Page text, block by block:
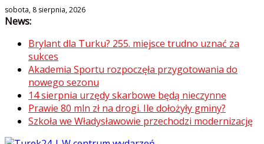
Skip
to
sobota, 8 sierpnia, 2026
News:
Brylant dla Turku? 255. miejsce trudno uznać za
sukces
Akademia Sportu rozpoczęła przygotowania do
nowego sezonu
14 sierpnia urzędy skarbowe będą nieczynne
Prawie 80 mln zł na drogi. Ile dołożyły gminy?
Szkoła we Władysławowie przechodzi modernizację